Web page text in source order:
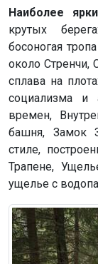
Наиболее
крутых
босоногая
около Стренчи,
сплава на
социализма и
времен,
башня, Замок
стиле,
Трапене,
ущелье с